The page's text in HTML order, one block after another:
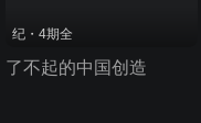
纪・4期全
了不起的中国创造